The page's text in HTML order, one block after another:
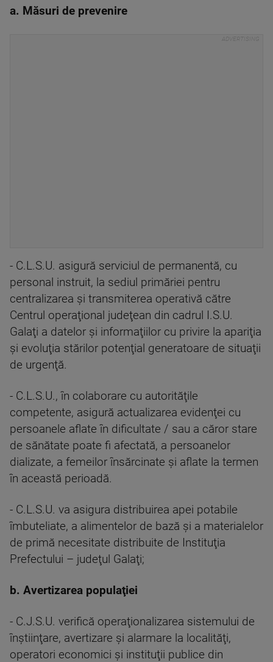
a. Măsuri de prevenire
- C.L.S.U. asigură serviciul de permanentă, cu
personal instruit, la sediul primăriei pentru
centralizarea şi transmiterea operativă către
Centrul operaţional judeţean din cadrul I.S.U.
Galaţi a datelor şi informaţiilor cu privire la apariţia
şi evoluţia stărilor potenţial generatoare de situaţii
de urgenţă.
- C.L.S.U., în colaborare cu autorităţile
competente, asigură actualizarea evidenţei cu
persoanele aflate în dificultate / sau a căror stare
de sănătate poate fi afectată, a persoanelor
dializate, a femeilor însărcinate şi aflate la termen
în această perioadă.
- C.L.S.U. va asigura distribuirea apei potabile
îmbuteliate, a alimentelor de bază şi a materialelor
de primă necesitate distribuite de Instituţia
Prefectului – judeţul Galaţi;
b. Avertizarea populaţiei
- C.J.S.U. verifică operaţionalizarea sistemului de
înştiinţare, avertizare şi alarmare la localităţi,
operatori economici şi instituţii publice din